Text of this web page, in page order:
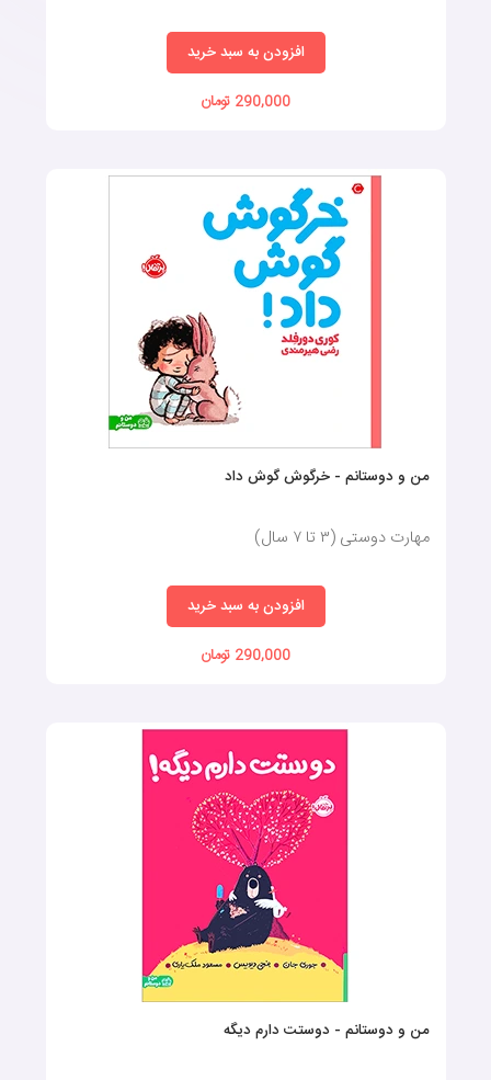
افزودن به سبد خرید
290,000 تومان
من و دوستانم - خرگوش گوش داد
مهارت دوستی (٣ تا ٧ سال)
افزودن به سبد خرید
290,000 تومان
من و دوستانم - دوستت دارم دیگه